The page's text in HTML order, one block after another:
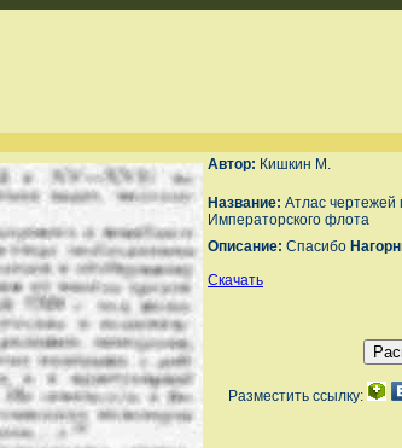
Автор: Кишкин М.
Название: Атлас чертежей
Императорского флота
Описание: Спасибо
Скачать
Разместить ссылку: